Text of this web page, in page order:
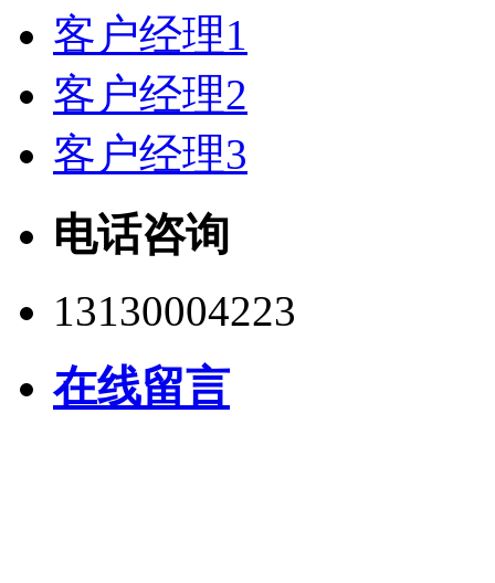
客户经理1
客户经理2
客户经理3
电话咨询
13130004223
在线留言